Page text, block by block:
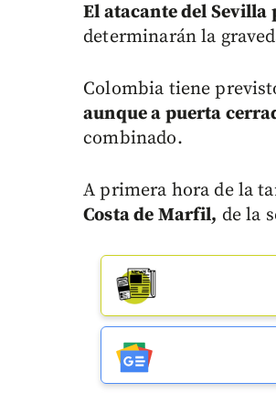
El atacante del Sevilla
determinarán la
Colombia tiene
aunque a puerta
combinado.
A primera hora de la
Costa de Marfil, de la